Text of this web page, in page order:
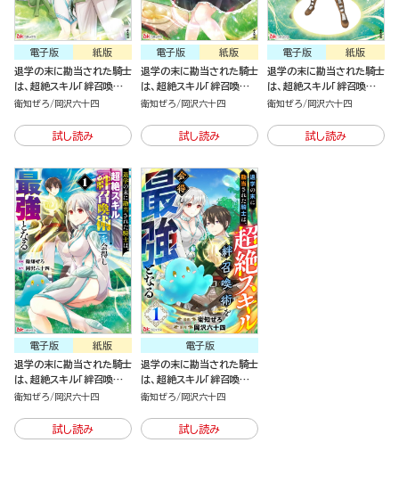
紙版
電子版
退学の末に勘当された騎士
は、超絶スキル「絆召喚術」
を会得し最強となる 4
衛知ぜろ 岡沢六十四
試し読み
紙版
電子版
退学の末に勘当された騎士
は、超絶スキル「絆召喚術」
を会得し最強となる（3）
衛知ぜろ 岡沢六十四
試し読み
紙版
電子版
退学の末に勘当された騎士
は、超絶スキル「絆召喚術」
を会得し最強となる（2）
衛知ぜろ 岡沢六十四
試し読み
紙版
電子版
退学の末に勘当された騎士
は、超絶スキル「絆召喚術」
を会得し最強となる（1）
衛知ぜろ 岡沢六十四
試し読み
電子版
退学の末に勘当された騎士
は、超絶スキル「絆召喚術」
を会得し最強となる（分冊
衛知ぜろ 岡沢六十四
試し読み